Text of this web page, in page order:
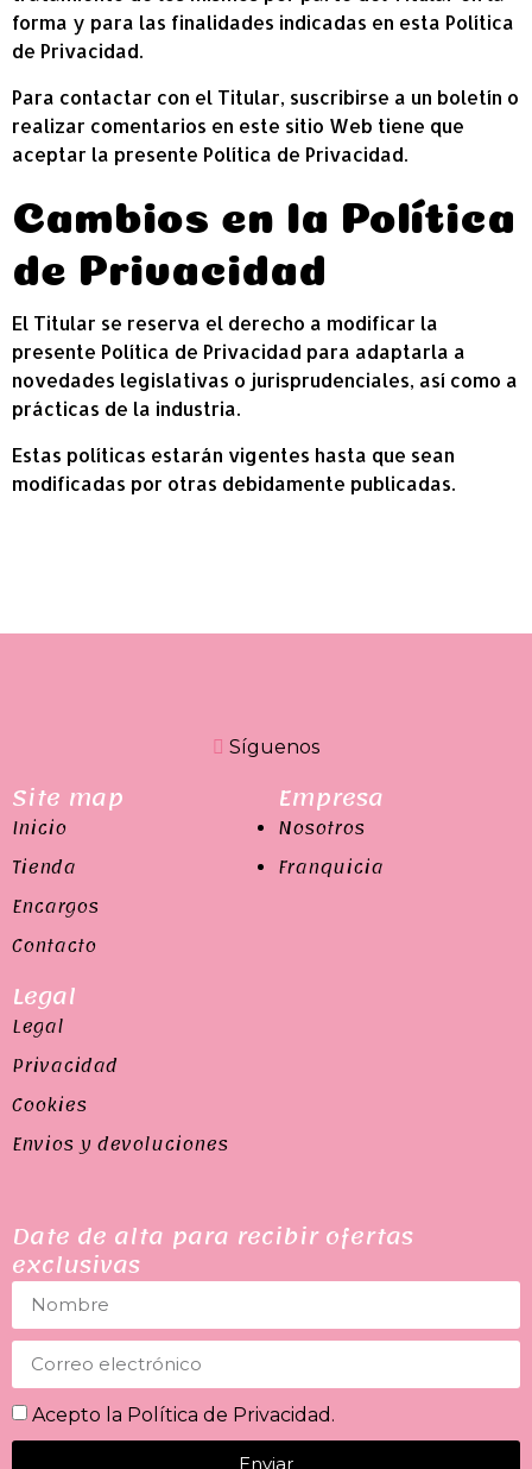
forma y para las finalidades indicadas en esta Política
de Privacidad.
Para contactar con el Titular, suscribirse a un boletín o
realizar comentarios en este sitio Web tiene que
aceptar la presente Política de Privacidad.
Cambios en la Política
de Privacidad
El Titular se reserva el derecho a modificar la
presente Política de Privacidad para adaptarla a
novedades legislativas o jurisprudenciales, así como a
prácticas de la industria.
Estas políticas estarán vigentes hasta que sean
modificadas por otras debidamente publicadas.
Síguenos
Site map
Inicio
Tienda
Encargos
Contacto
Empresa
Nosotros
Franquicia
Legal
Legal
Privacidad
Cookies
Envios y devoluciones
Date de alta para recibir ofertas
exclusivas
Acepto la Política de Privacidad .
Enviar